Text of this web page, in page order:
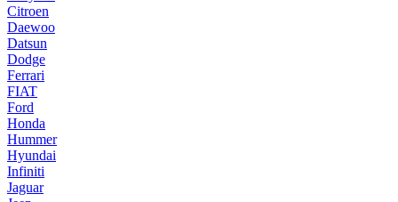
Citroen
Daewoo
Datsun
Dodge
Ferrari
FIAT
Ford
Honda
Hummer
Hyundai
Infiniti
Jaguar